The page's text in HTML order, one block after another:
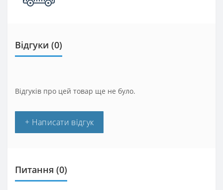
Відгуки (0)
Відгуків про цей товар ще не було.
+ Написати відгук
Питання (0)